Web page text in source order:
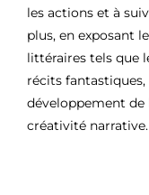
les actions et à
plus, en exposant
littéraires tels que
récits
développement
créativité narrative.